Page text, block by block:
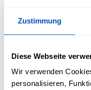
Zustimmung
Diese Webseite
Wir verwenden
personalisieren,
Vereinigtes